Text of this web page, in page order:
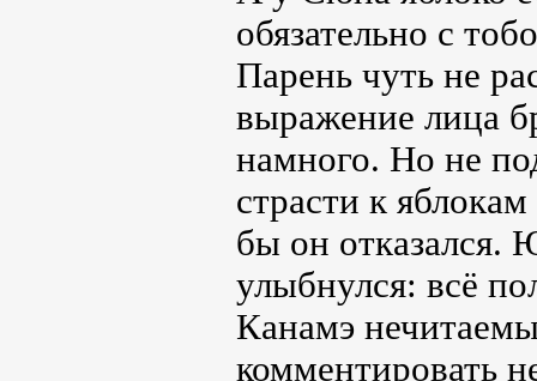
обязательно с
Парень чуть не
выражение лица
намного. Но не
страсти к
бы он отказался.
улыбнулся: всё
Канамэ
комментировать